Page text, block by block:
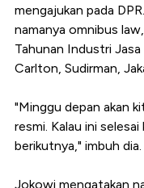
mengajukan pada
namanya omnibus
Tahunan Industri
Carlton, Sudirman,
"Minggu depan akan
resmi. Kalau ini
berikutnya," imbuh dia.
Jokowi mengatakan